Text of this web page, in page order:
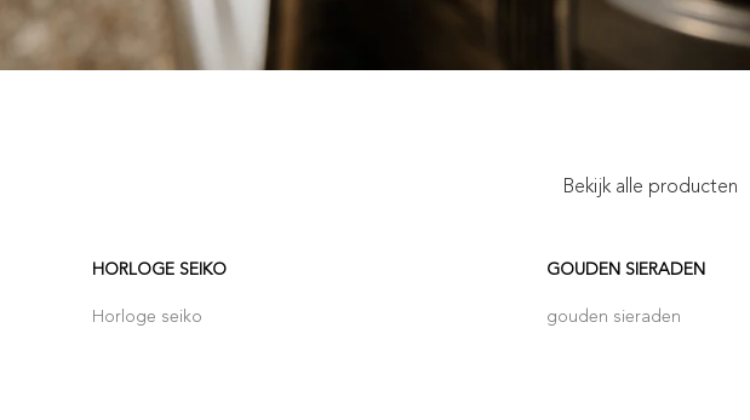
Bekijk alle producten
HORLOGE SEIKO
Horloge seiko
GOUDEN SIERADEN
gouden sieraden